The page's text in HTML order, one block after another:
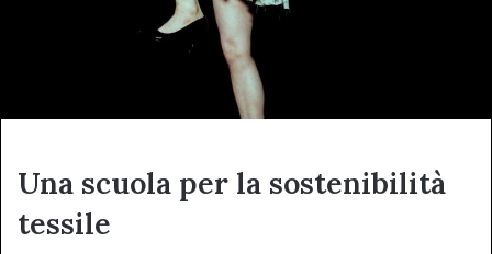
Una scuola per la sostenibilità
tessile